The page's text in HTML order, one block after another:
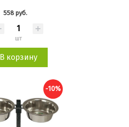
558 руб.
шт
В корзину
-10%